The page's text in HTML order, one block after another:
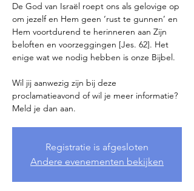
De God van Israël roept ons als gelovige op
om jezelf en Hem geen ‘rust te gunnen’ en
Hem voortdurend te herinneren aan Zijn
beloften en voorzeggingen [Jes. 62]. Het
enige wat we nodig hebben is onze Bijbel.
Wil jij aanwezig zijn bij deze
proclamatieavond of wil je meer informatie?
Meld je dan aan.
Registratie is afgesloten
Andere evenementen bekijken